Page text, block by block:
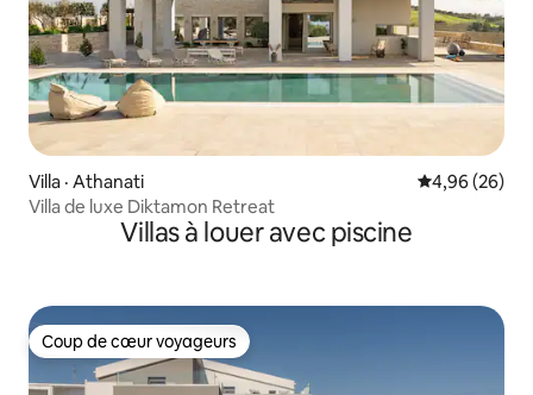
Villa · Athanati Note
4,96 (26)
Villa de luxe Diktamon Retreat
Villas à louer avec piscine
Coup de cœur voyageurs
Coup de cœur voyageurs